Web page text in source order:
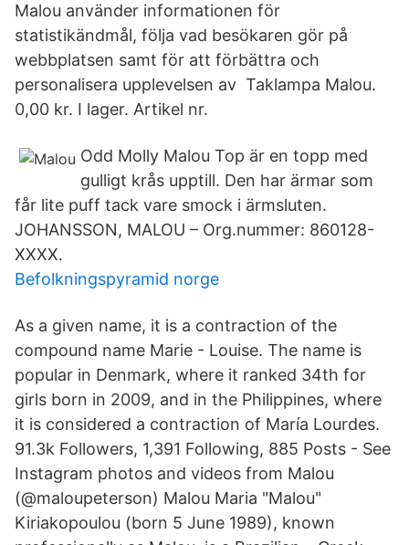
Malou använder informationen för
statistikändmål, följa vad besökaren gör på
webbplatsen samt för att förbättra och
personalisera upplevelsen av Taklampa Malou.
0,00 kr. I lager. Artikel nr.
Odd Molly Malou Top är en topp med
gulligt krås upptill. Den har ärmar som
får lite puff tack vare smock i ärmsluten.
JOHANSSON, MALOU – Org.nummer: 860128-
XXXX.
Befolkningspyramid norge
As a given name, it is a contraction of the
compound name Marie - Louise. The name is
popular in Denmark, where it ranked 34th for
girls born in 2009, and in the Philippines, where
it is considered a contraction of María Lourdes.
91.3k Followers, 1,391 Following, 885 Posts - See
Instagram photos and videos from Malou
(@maloupeterson) Malou Maria "Malou"
Kiriakopoulou (born 5 June 1989), known